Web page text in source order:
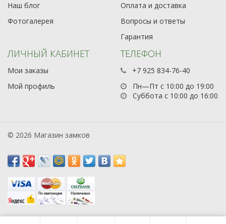
Наш блог
Фотогалерея
Оплата и доставка
Вопросы и ответы
Гарантия
ЛИЧНЫЙ КАБИНЕТ
Мои заказы
Мой профиль
ТЕЛЕФОН
+7 925 834-76-40
Пн—Пт с 10:00 до 19:00
Суббота с 10:00 до 16:00
© 2026 Магазин замков